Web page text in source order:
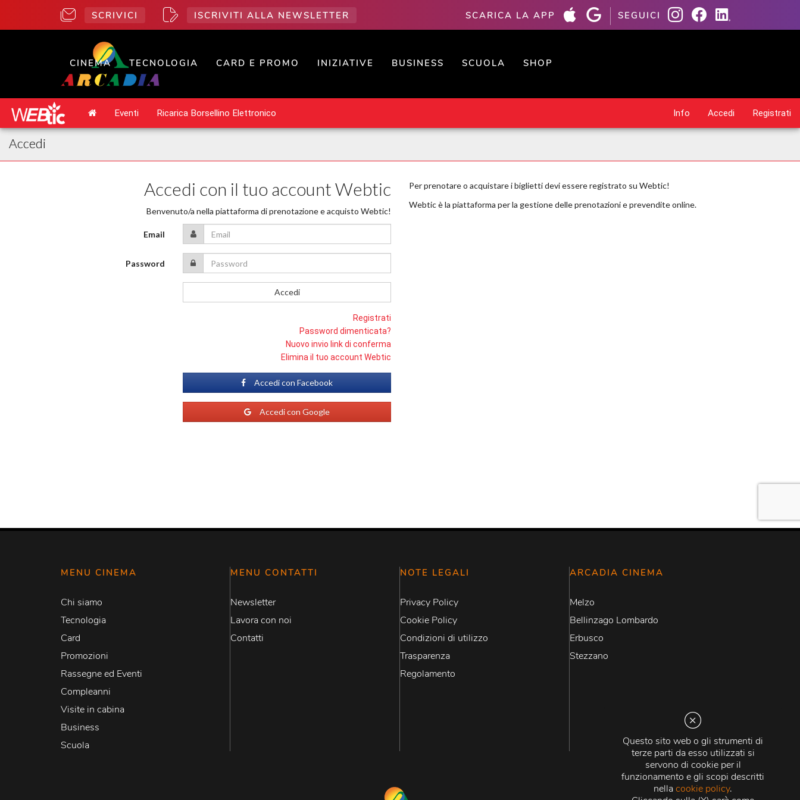
Questo sito web o gli strumenti di
terze parti da esso utilizzati si
servono di cookie per il
funzionamento e gli scopi descritti
nellacookie policy.
SCRIVICI ISCRIVITI ALLA NEWSLETTER SCARICA LA APP SEGUICI
CINEMA TECNOLOGIA CARD E PROMO INIZIATIVE BUSINESS SCUOLA SHOP
MENU CINEMA
Chi siamo
Tecnologia
Card
Promozioni
Rassegne ed Eventi
Compleanni
Visite in cabina
Business
Scuola
MENU CONTATTI
Newsletter
Lavora con noi
Contatti
NOTE LEGALI
Privacy Policy
Cookie Policy
Condizioni di utilizzo
Trasparenza
Regolamento
ARCADIA CINEMA
Melzo
Bellinzago Lombardo
Erbusco
Stezzano